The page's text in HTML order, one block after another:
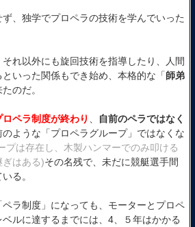
、独学でプロペラの技術を学んでいった
れ以外にも旋回技術を指導したり、人間
いった関係もでき始め、本格的な「師弟
のだ。
ロペラ制度が終わり
自前のペラではなく
ような「プロペラグループ」ではなくな
プは存在し、木製ハンマーでのみ叩ける
はある)その名残で、未だに競艇選手間
る。
ラ制度」になっても、モーターとプロペ
ルに達するまでには、4、５年はかかる